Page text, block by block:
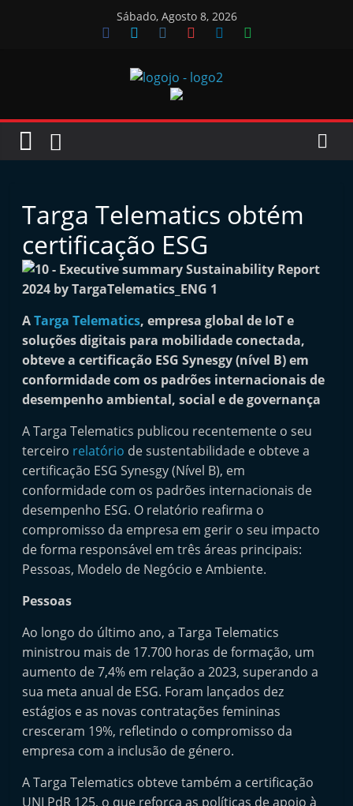
Sábado, Agosto 8, 2026
Jornal
Oficinas
J
o
r
n
a
l
i
n
d
e
p
e
n
d
e
n
d
o
A
f
t
e
m
Targa Telematics obtém
certificação ESG
ATarga Telematics, empresa global de IoT e
soluções digitais para mobilidade conectada,
obteve a certificação ESG Synesgy (nível B) em
conformidade com os padrões internacionais de
desempenho ambiental, social e de governança
A Targa Telematics publicou recentemente o seu
terceiro relatório de sustentabilidade e obteve a
certificação ESG Synesgy (Nível B), em
conformidade com os padrões internacionais de
desempenho ESG. O relatório reafirma o
compromisso da empresa em gerir o seu impacto
de forma responsável em três áreas principais:
Pessoas, Modelo de Negócio e Ambiente.
Pessoas
Ao longo do último ano, a Targa Telematics
ministrou mais de 17.700 horas de formação, um
aumento de 7,4% em relação a 2023, superando a
sua meta anual de ESG. Foram lançados dez
estágios e as novas contratações femininas
cresceram 19%, refletindo o compromisso da
empresa com a inclusão de género.
A Targa Telematics obteve também a certificação
UNI PdR 125, o que reforça as políticas de apoio à